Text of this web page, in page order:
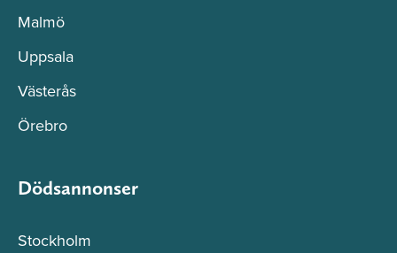
Malmö
Uppsala
Västerås
Örebro
Dödsannonser
Stockholm